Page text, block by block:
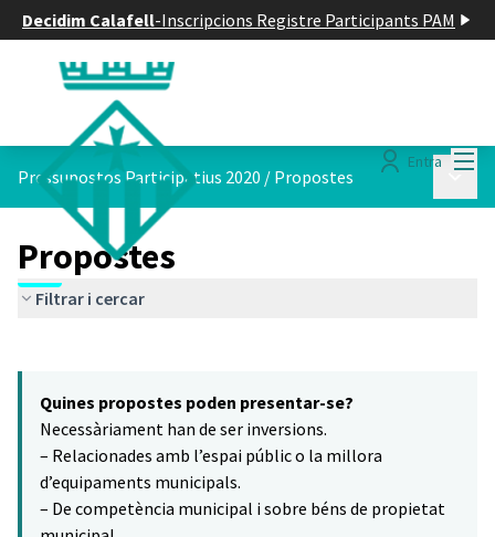
Decidim Calafell-Inscripcions Registre Participants PAM
Entra
Pressupostos Participatius 2020 / Propostes
Propostes
Filtrar i cercar
−
Quines propostes poden presentar-se?
Necessàriament han de ser inversions.
– Relacionades amb l’espai públic o la millora
d’equipaments municipals.
– De competència municipal i sobre béns de propietat